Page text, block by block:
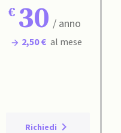
30 / anno
2,50 € al mese
Richiedi